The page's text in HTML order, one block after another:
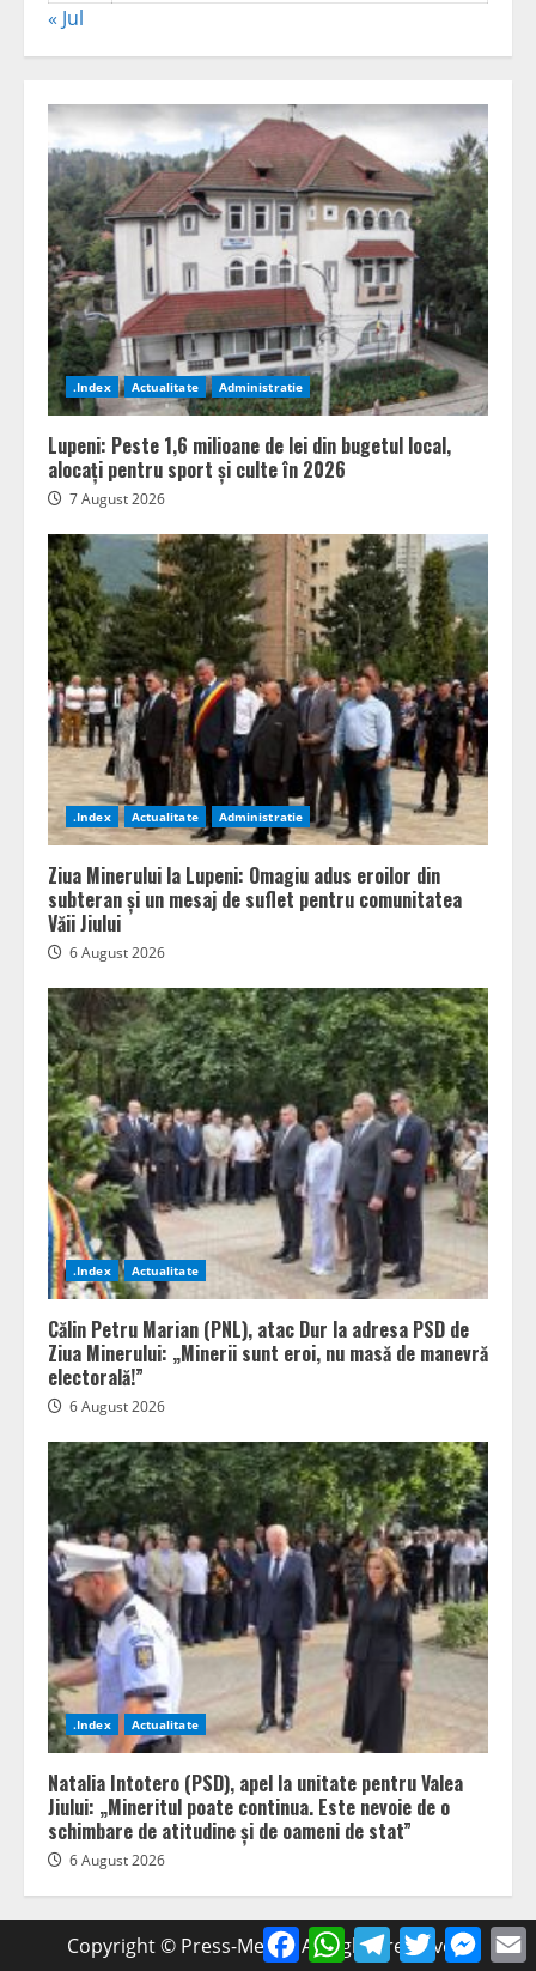
« Jul
.Index Actualitate Administratie
Lupeni: Peste 1,6 milioane de lei din bugetul local,
alocați pentru sport și culte în 2026
7 August 2026
.Index Actualitate Administratie
Ziua Minerului la Lupeni: Omagiu adus eroilor din
subteran și un mesaj de suflet pentru comunitatea
Văii Jiului
6 August 2026
.Index Actualitate
Călin Petru Marian (PNL), atac Dur la adresa PSD de
Ziua Minerului: „Minerii sunt eroi, nu masă de manevră
electorală!”
6 August 2026
.Index Actualitate
Natalia Intotero (PSD), apel la unitate pentru Valea
Jiului: „Mineritul poate continua. Este nevoie de o
schimbare de atitudine și de oameni de stat”
6 August 2026
Copyright © Press-Media. All rights reserved.
FacebookWhatsApp
Telegram
Twitter